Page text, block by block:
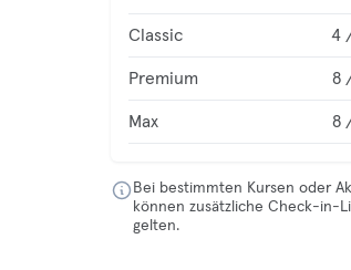
Classic 4
Premium 8
Max 8
Bei bestimmten Kursen oder
können zusätzliche Check-in-
gelten.